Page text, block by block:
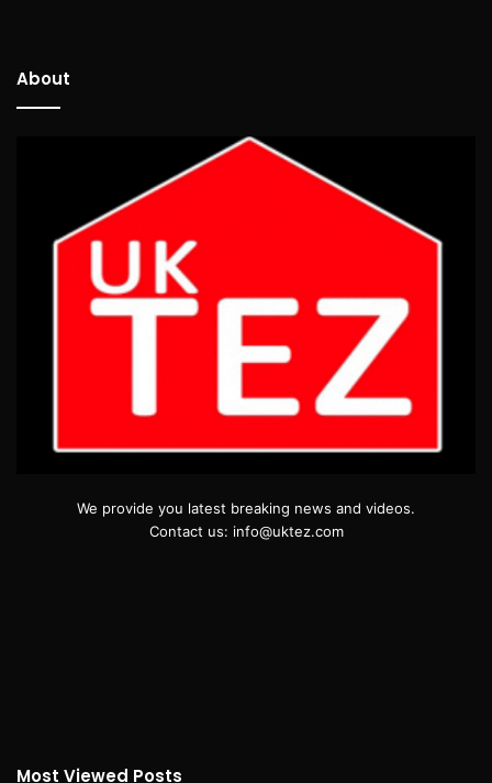
About
We provide you latest breaking news and videos.
Contact us: info@uktez.com
Most Viewed Posts